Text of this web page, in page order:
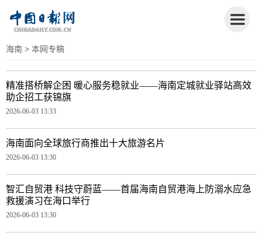
海南 > 本网专稿
精准搭桥解企困 暖心服务稳就业——海南定城就业驿站高效
助企招工获锦旗
2026-06-03 13:33
海南面向全球旅行商推出十大旅游名片
2026-06-03 13:30
智汇自贸港 科技守蔚蓝——首届海南自贸港海上防溺水应急
救援演习在海口举行
2026-06-03 13:30